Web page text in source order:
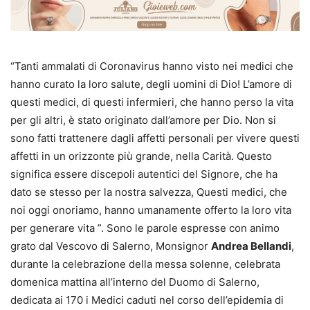
“Tanti ammalati di Coronavirus hanno visto nei medici che
hanno curato la loro salute, degli uomini di Dio! L’amore di
questi medici, di questi infermieri, che hanno perso la vita
per gli altri, è stato originato dall’amore per Dio. Non si
sono fatti trattenere dagli affetti personali per vivere questi
affetti in un orizzonte più grande, nella Carità. Questo
significa essere discepoli autentici del Signore, che ha
dato se stesso per la nostra salvezza, Questi medici, che
noi oggi onoriamo, hanno umanamente offerto la loro vita
per generare vita ”. Sono le parole espresse con animo
grato dal Vescovo di Salerno, Monsignor Andrea Bellandi,
durante la celebrazione della messa solenne, celebrata
domenica mattina all’interno del Duomo di Salerno,
dedicata ai 170 i Medici caduti nel corso dell’epidemia di